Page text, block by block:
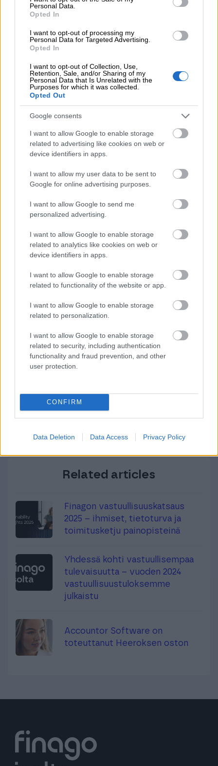
Personal Data.
Opted In
I want to opt-out of processing my
Personal Data for Targeted Advertising.
Opted In
I want to opt-out of Collection, Use,
Retention, Sale, and/or Sharing of my
Personal Data that Is Unrelated with the
Purposes for which it was collected.
Opted Out
Google consents
I want to allow Google to enable storage
related to advertising like cookies on web or
device identifiers in apps.
I want to allow my user data to be sent to
Google for online advertising purposes.
I want to allow Google to send me
personalized advertising.
I want to allow Google to enable storage
related to analytics like cookies on web or
device identifiers in apps.
I want to allow Google to enable storage
related to functionality of the website or app.
I want to allow Google to enable storage
related to personalization.
I want to allow Google to enable storage
related to security, including authentication
functionality and fraud prevention, and other
user protection.
CONFIRM
Data Deletion Data Access Privacy Policy
Sosiaalinen
– Työntekijöiden
osallistumismahdollisuuksien
Dayn avulla
hallintotapa
– Valmistautuminen EU:n CSRD
– Kestävän hankintaprosessin
kehittäminen
– Toimittajien
vastuullisuusarvioinnin
tehostaminen
Tutustu vastuullisuustyöhömme
Lähetä ja vastaanota
vaivattomasti
Verkkolaskutus ei ole koskaan ollut
helpompaa. Lupaamme, että Finago Isoltan
avulla jokainen osaa lähettää ja
Tutustu verkkolaskutukseen
Related articles
Finagon vastuullisuuskatsaus
2025 – ihmiset, tietoturva ja
toimitusketju painopisteinä
Yhdessä kohti vastuullisempaa
tulevaisuutta – vuoden 2024
vastuullisuustuloksemme
julkaistu
Accountor Software on
toteuttanut Heeroksen oston